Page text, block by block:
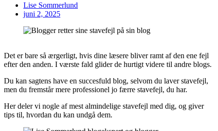
Lise Sommerlund
juni 2, 2025
Det er bare så ærgerligt, hvis dine læsere bliver ramt af den ene fejl
efter den anden. I værste fald glider de hurtigt videre til andre blogs.
Du kan sagtens have en succesfuld blog, selvom du laver stavefejl,
men du fremstår mere professionel jo færre stavefejl, du har.
Her deler vi nogle af mest almindelige stavefejl med dig, og giver
tips til, hvordan du kan undgå dem.